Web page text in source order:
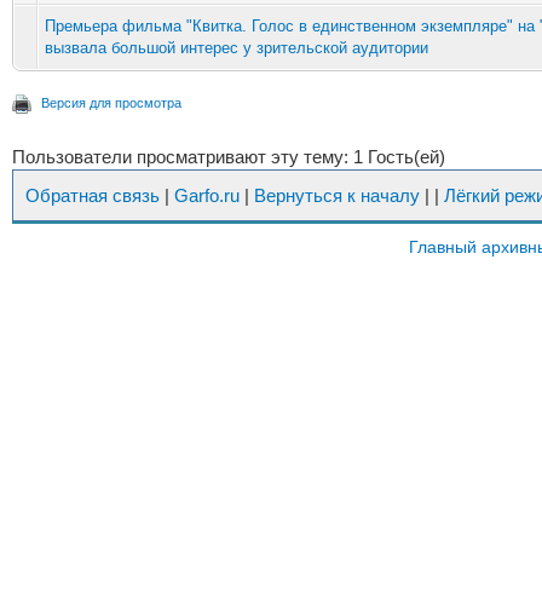
Премьера фильма "Квитка. Голос в единственном экземпляре" на
вызвала большой интерес у зрительской аудитории
Версия для просмотра
Пользователи просматривают эту тему: 1 Гость(ей)
Обратная связь | Garfo.ru | Вернуться к началу | | Лёгкий
Главный